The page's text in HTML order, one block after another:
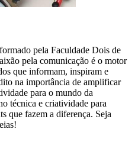
pela Faculdade Dois de
pela comunicação é o motor
que informam, inspiram e
na importância de amplificar
para o mundo da
técnica e criatividade para
que fazem a diferença. Seja